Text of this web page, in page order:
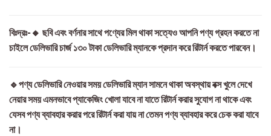
বিঃদ্রঃ-🔸 ছবি এবং বর্ণনার সাথে পণ্যের মিল থাকা সত্যেও আপনি পণ্য গ্রহন করতে না
চাইলে ডেলিভারি চার্জ ১৩০ টাকা ডেলিভারি ম্যানকে প্রদান করে রিটার্ন করতে পারবেন।
🔹পণ্য ডেলিভারি নেওয়ার সময় ডেলিভারি ম্যান সামনে থাকা অবস্থায় বক্স খুলে দেখে
নেয়ার সময় এমনভাবে প্যাকেজিং খোলা যাবে না যাতে রিটার্ন করার সুযোগ না থাকে এবং
যেসব পণ্য ব্যাবহার করার পরে রিটার্ন করা যায় না তেমন পণ্য ব্যাবহার করে চেক করা যাবে
না।